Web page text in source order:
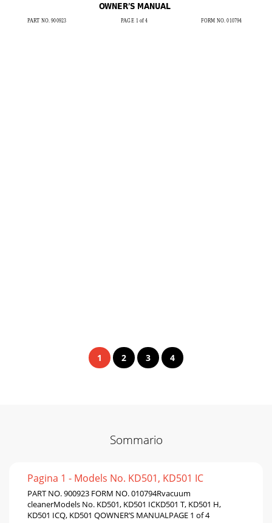
PART NO. 900923 FORM NO. 010794
OWNER’S MANUAL
PAGE  1 of 4
1 2 3 4
Sommario
Pagina 1 - Models No. KD501, KD501 IC
PART NO. 900923 FORM NO. 010794Rvacuum
cleanerModels No. KD501, KD501 ICKD501 T, KD501 H,
KD501 ICQ, KD501 QOWNER’S MANUALPAGE 1 of 4